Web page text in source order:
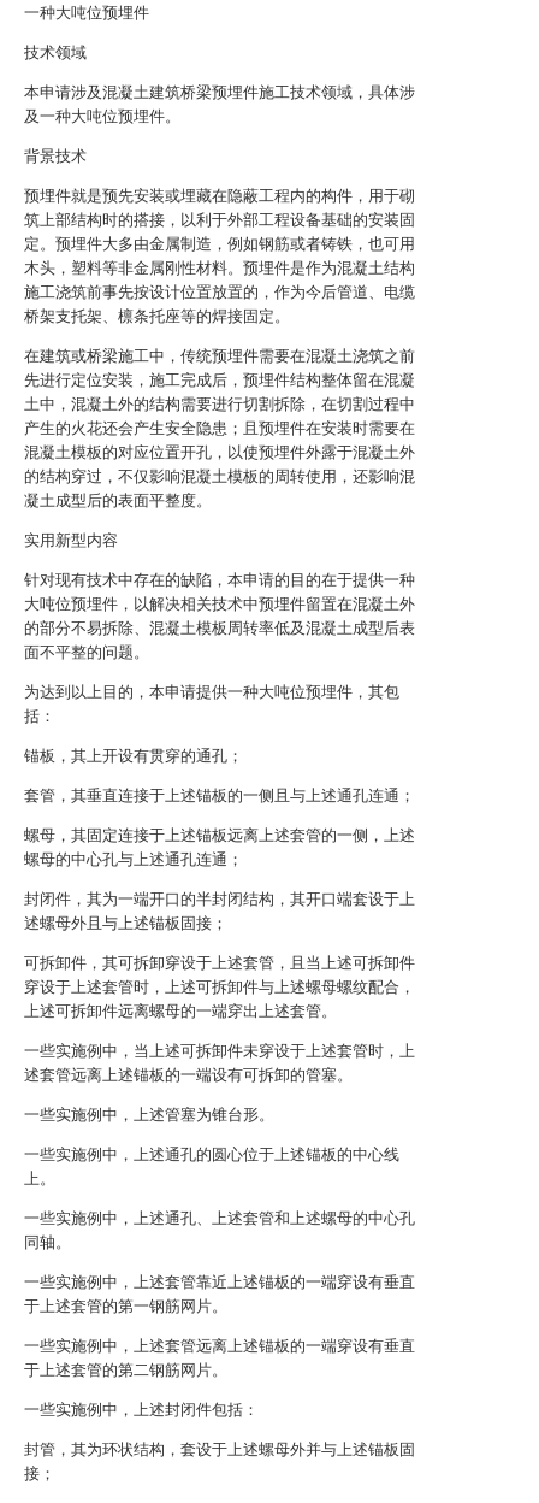
一种大吨位预埋件
技术领域
本申请涉及混凝土建筑桥梁预埋件施工技术领域，具体涉
及一种大吨位预埋件。
背景技术
预埋件就是预先安装或埋藏在隐蔽工程内的构件，用于砌
筑上部结构时的搭接，以利于外部工程设备基础的安装固
定。预埋件大多由金属制造，例如钢筋或者铸铁，也可用
木头，塑料等非金属刚性材料。预埋件是作为混凝土结构
施工浇筑前事先按设计位置放置的，作为今后管道、电缆
桥架支托架、檩条托座等的焊接固定。
在建筑或桥梁施工中，传统预埋件需要在混凝土浇筑之前
先进行定位安装，施工完成后，预埋件结构整体留在混凝
土中，混凝土外的结构需要进行切割拆除，在切割过程中
产生的火花还会产生安全隐患；且预埋件在安装时需要在
混凝土模板的对应位置开孔，以使预埋件外露于混凝土外
的结构穿过，不仅影响混凝土模板的周转使用，还影响混
凝土成型后的表面平整度。
实用新型内容
针对现有技术中存在的缺陷，本申请的目的在于提供一种
大吨位预埋件，以解决相关技术中预埋件留置在混凝土外
的部分不易拆除、混凝土模板周转率低及混凝土成型后表
面不平整的问题。
为达到以上目的，本申请提供一种大吨位预埋件，其包
括：
锚板，其上开设有贯穿的通孔；
套管，其垂直连接于上述锚板的一侧且与上述通孔连通；
螺母，其固定连接于上述锚板远离上述套管的一侧，上述
螺母的中心孔与上述通孔连通；
封闭件，其为一端开口的半封闭结构，其开口端套设于上
述螺母外且与上述锚板固接；
可拆卸件，其可拆卸穿设于上述套管，且当上述可拆卸件
穿设于上述套管时，上述可拆卸件与上述螺母螺纹配合，
上述可拆卸件远离螺母的一端穿出上述套管。
一些实施例中，当上述可拆卸件未穿设于上述套管时，上
述套管远离上述锚板的一端设有可拆卸的管塞。
一些实施例中，上述管塞为锥台形。
一些实施例中，上述通孔的圆心位于上述锚板的中心线
上。
一些实施例中，上述通孔、上述套管和上述螺母的中心孔
同轴。
一些实施例中，上述套管靠近上述锚板的一端穿设有垂直
于上述套管的第一钢筋网片。
一些实施例中，上述套管远离上述锚板的一端穿设有垂直
于上述套管的第二钢筋网片。
一些实施例中，上述封闭件包括：
封管，其为环状结构，套设于上述螺母外并与上述锚板固
接；